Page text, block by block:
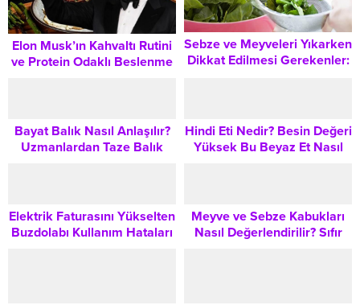
Elon Musk’ın Kahvaltı Rutini
ve Protein Odaklı Beslenme
Sebze ve Meyveleri Yıkarken
Dikkat Edilmesi Gerekenler:
Bayat Balık Nasıl Anlaşılır?
Uzmanlardan Taze Balık
Hindi Eti Nedir? Besin Değeri
Yüksek Bu Beyaz Et Nasıl
Elektrik Faturasını Yükselten
Buzdolabı Kullanım Hataları
Meyve ve Sebze Kabukları
Nasıl Değerlendirilir? Sıfır